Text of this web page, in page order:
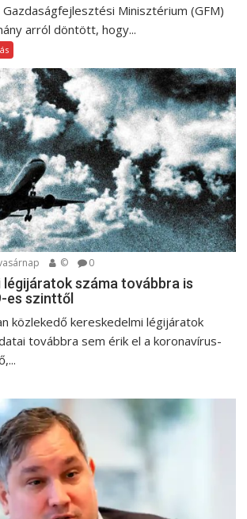
Minisztérium (GFM)
arról döntött, hogy...
© 0
légijáratok száma továbbra is
es szinttől
közlekedő kereskedelmi légijáratok
továbbra sem érik el a koronavírus-